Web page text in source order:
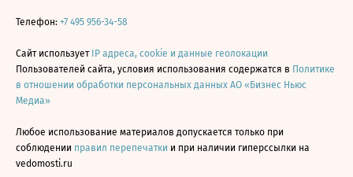
Телефон: +7 495 956-34-58
Сайт использует IP адреса, cookie и данные геолокации
Пользователей сайта, условия использования содержатся в Политике
в отношении обработки персональных данных АО «Бизнес Ньюс
Медиа»
Любое использование материалов допускается только при
соблюдении правил перепечатки и при наличии гиперссылки на
vedomosti.ru